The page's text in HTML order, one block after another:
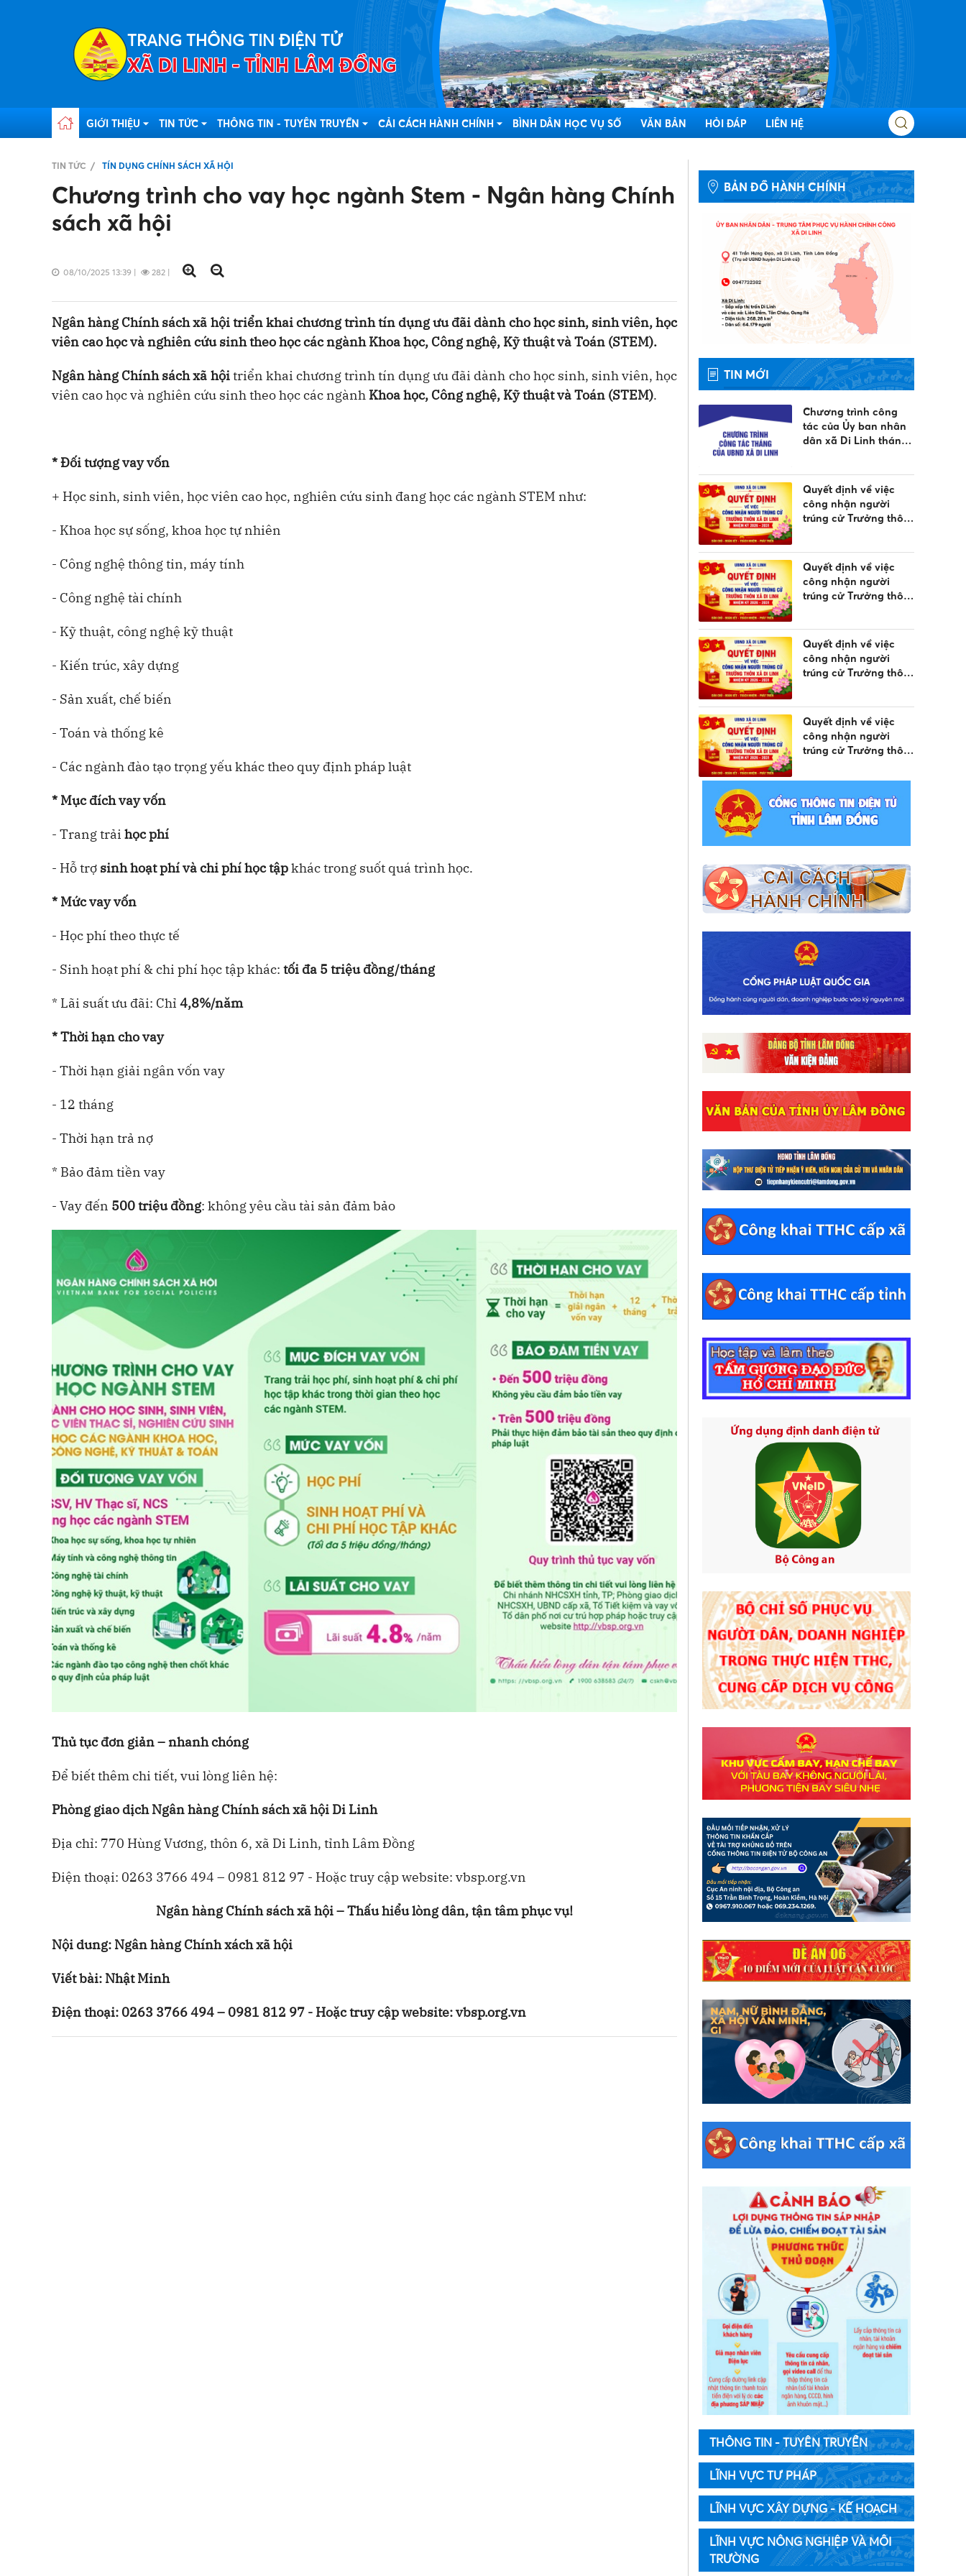
TRANG THÔNG TIN ĐIỆN TỬ
XÃ DI LINH - TỈNH LÂM ĐỒNG
GIỚI THIỆU TIN TỨC THÔNG TIN - TUYÊN TRUYỀN CẢI CÁCH HÀNH CHÍNH BÌNH DÂN HỌC VỤ SỐ VĂN BẢN HỎI ĐÁP LIÊN HỆ
TIN TỨC TÍN DỤNG CHÍNH SÁCH XÃ HỘI
Chương trình cho vay học ngành Stem - Ngân hàng Chính
sách xã hội
08/10/2025 13:39 | 282 |
Ngân hàng Chính sách xã hội triển khai chương trình tín dụng ưu đãi dành cho học sinh, sinh viên, học
viên cao học và nghiên cứu sinh theo học các ngành Khoa học, Công nghệ, Kỹ thuật và Toán (STEM).
Ngân hàng Chính sách xã hộitriển khai chương trình tín dụng ưu đãi dành cho học sinh, sinh viên, học
viên cao học và nghiên cứu sinh theo học các ngành Khoa học, Công nghệ, Kỹ thuật và Toán (STEM).
* Đối tượng vay vốn
+ Học sinh, sinh viên, học viên cao học, nghiên cứu sinh đang học các ngành STEM như:
- Khoa học sự sống, khoa học tự nhiên
- Công nghệ thông tin, máy tính
- Công nghệ tài chính
- Kỹ thuật, công nghệ kỹ thuật
- Kiến trúc, xây dựng
- Sản xuất, chế biến
- Toán và thống kê
- Các ngành đào tạo trọng yếu khác theo quy định pháp luật
* Mục đích vay vốn
- Trang trải học phí
- Hỗ trợ sinh hoạt phí và chi phí học tậpkhác trong suốt quá trình học.
* Mức vay vốn
- Học phí theo thực tế
- Sinh hoạt phí & chi phí học tập khác: tối đa 5 triệu đồng/tháng
* Lãi suất ưu đãi: Chỉ 4,8%/năm
* Thời hạn cho vay
- Thời hạn giải ngân vốn vay
- 12 tháng
- Thời hạn trả nợ
* Bảo đảm tiền vay
- Vay đến 500 triệu đồng: không yêu cầu tài sản đảm bảo
Thủ tục đơn giản – nhanh chóng
Để biết thêm chi tiết, vui lòng liên hệ:
Phòng giao dịch Ngân hàng Chính sách xã hội Di Linh
Địa chỉ: 770 Hùng Vương, thôn 6, xã Di Linh, tỉnh Lâm Đồng
Điện thoại: 0263 3766 494 – 0981 812 97 - Hoặc truy cập website: vbsp.org.vn
Ngân hàng Chính sách xã hội – Thấu hiểu lòng dân, tận tâm phục vụ!
Nội dung: Ngân hàng Chính xách xã hội
Viết bài: Nhật Minh
Điện thoại: 0263 3766 494 – 0981 812 97 - Hoặc truy cập website: vbsp.org.vn
BẢN ĐỒ HÀNH CHÍNH
TIN MỚI
Chương trình công
tác của Ủy ban nhân
dân xã Di Linh tháng
Quyết định về việc
công nhận người
trúng cử Trưởng thôn
2031
Quyết định về việc
công nhận người
trúng cử Trưởng thôn
2031
Quyết định về việc
công nhận người
trúng cử Trưởng thôn
2031
Quyết định về việc
công nhận người
trúng cử Trưởng thôn
nhiệm kỳ 2026 - 2031
THÔNG TIN - TUYÊN TRUYỀN
LĨNH VỰC TƯ PHÁP
LĨNH VỰC XÂY DỰNG - KẾ HOẠCH
LĨNH VỰC NÔNG NGHIỆP VÀ MÔI
TRƯỜNG